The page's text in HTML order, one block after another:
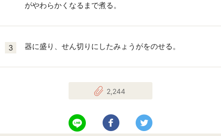
がやわらかくなるまで煮る。
3 器に盛り、せん切りにしたみょうがをのせる。
2,244
LINEで送る Facebookでシェアする